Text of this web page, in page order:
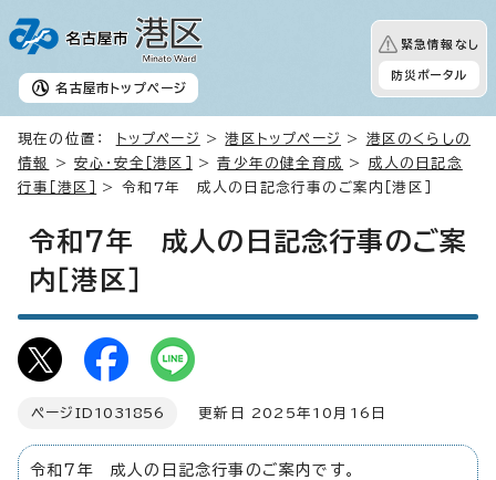
名古屋市 トップページ
緊急情報なし
防災ポータル
現在の位置： トップページ >港区トップページ > 港区のくらしの
情報
>安心・安全［港区］ >青少年の健全育成 > 成人の日記念
行事［港区］
> 令和7年 成人の日記念行事のご案内［港区］
令和7年 成人の日記念行事のご案
内［港区］
ページID 1031856 更新日 2025年10月16日
令和7年 成人の日記念行事のご案内です。